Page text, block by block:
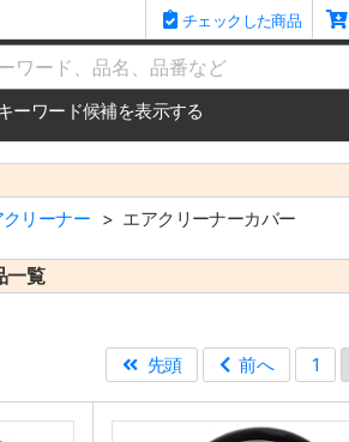
チェックした商品
ーワード候補を表示する
クリーナー エアクリーナーカバー
一覧
先頭
前へ 1